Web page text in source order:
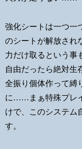
強化シートは一つ一
のシートが解放され
力だけ取るという事
自由だったら絶対生
全振り個体作って縛
に……まぁ特殊プレ
けで、このシステム
す。